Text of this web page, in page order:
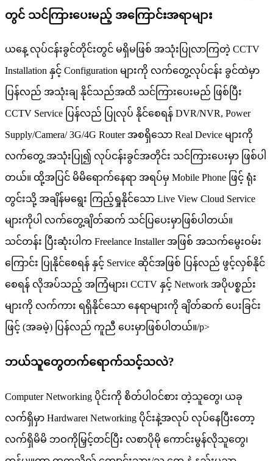
တွင် သင်ကြားပေးမည့် အကြောင်းအရာများ
ယနေ့ လုပ်ငန်းခွင်တိုင်းတွင် မရှိမဖြစ် အသုံးပြုလာကြတဲ့ CCTV
Installation နှင့် Configuration များကို လက်တွေ့လုပ်ငန်း ခွင်ထဲမှာ
ပြန်လည် အသုံးချ နိုင်သည်အထိ သင်ကြားပေးမည် ဖြစ်ပြီး
CCTV Service ပြန်လည် ပြုလုပ် နိုင်စေရန် DVR/NVR, Power
Supply/Camera/ 3G/4G Router အစရှိသော Real Device များကို
လက်တွေ့ အသုံးပြု၍ လုပ်ငန်းခွင်အတိုင်း သင်ကြားပေးမှာ ဖြစ်ပါ
တယ်။ ထို့အပြင် မိမိရောက်နေရာ အရပ်မှ Mobile Phone ဖြင့် ရုံး
တွင်းသို့ အချိန်မရွေး ကြည့်ရှုနိုင်သော Live View Cloud Service
များကိုပါ လက်တွေ့ချိတ်ဆက် သင်ပြပေးမှာဖြစ်ပါတယ်။
သင်တန်း ပြီးဆုံးပါက Freelance Installer အဖြစ် အသက်မွေးဝမ်း
ကြောင်း ပြုနိုင်စေရန် နှင့် Service ဆိုင်အဖြစ် ပြန်လည် ဖွင့်လှစ်နိုင်
စေရန် လိုအပ်သည့် အကြံများ၊ CCTV နှင့် Network အပိုပစ္စည်း
များကို လက်ကား ရရှိနိုင်သော နေရာများကို ချိတ်ဆက် ပေးခြင်း
ဖြင့် (အခမဲ့) ပြန်လည် ကူညီ ပေးမှာဖြစ်ပါတယ်။/p>
ဘယ်သူတွေတက်ရောက်သင့်သလဲ?
Computer Networking ပိုင်းကို စိတ်ပါဝင်စား တဲ့သူတွေ၊ ယခု
လက်ရှိမှာ Hardware၊ Networking ပိုင်းနဲ့အလုပ် လုပ်နေပြီးတော့
လက်ရှိမိမိ ဘဝကိုမြှင့်တင်ပြီး လစာပိုမို ကောင်းမွန်လိုသူတွေ၊